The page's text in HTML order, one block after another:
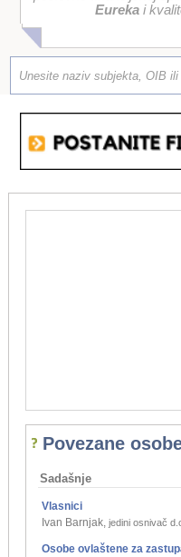
Eurekai
Povezane
Sadašnje
Vlasnici
Ivan Barnjak, jedini osnivač
Osobe ovlaštene za